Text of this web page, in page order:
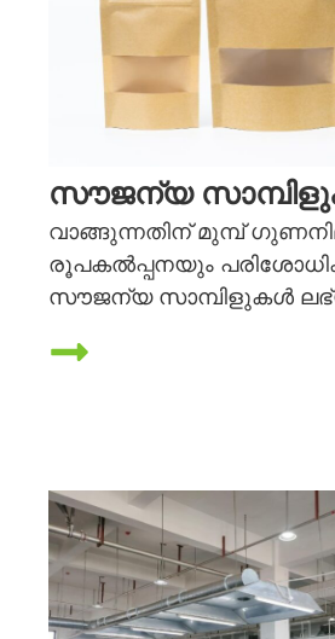
സൗജന്യ
വാങ്ങുന്നതിന് മുമ്പ്
രൂപകൽപ്പനയും
സൗജന്യ സാമ്പിളുകൾ